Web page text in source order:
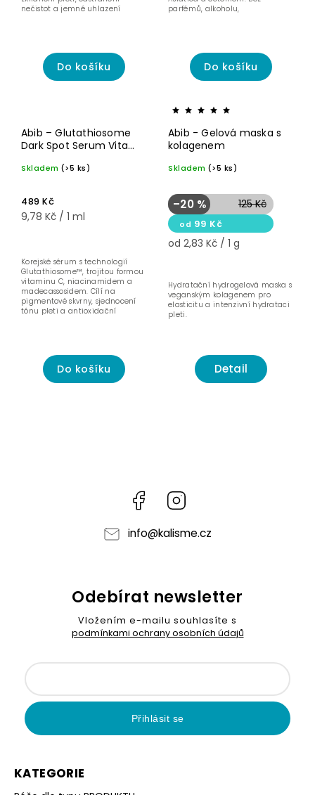
Do košíku
nečistot a jemné uhlazení
Do košíku
parfémů, alkoholu,
skvrny
Abib – Glutathiosome
Dark Spot Serum Vita
tmavým skvrnám a
Skladem (>5 ks)
489 Kč
9,78 Kč / 1 ml
Do košíku
Korejské sérum s technologií
Glutathiosome™, trojitou formou
vitaminu C, niacinamidem a
madecassosidem. Cílí na
pigmentové skvrny, sjednocení
tónu pleti a antioxidační
Abib - Gelová maska s
kolagenem
Skladem (>5 ks)
125 Kč
–20 %
od 99 Kč
od 2,83 Kč / 1 g
Detail
Hydratační hydrogelová maska s
veganským kolagenem pro
elasticitu a intenzivní hydrataci
pleti.
Facebook
info@kalisme.cz
KATEGORIE
Odebírat newsletter
Vložením e-mailu souhlasíte s
podmínkami ochrany osobních údajů
Přihlásit se